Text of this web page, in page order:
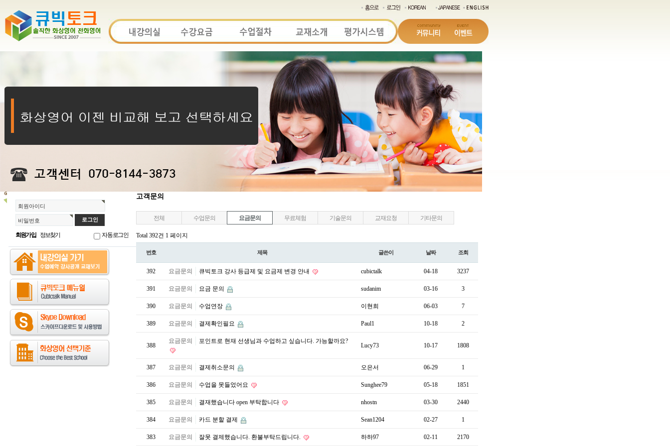
회원아이디
비밀번호
회원가입 정보찾기 자동로그인
고객문의
전체 수업문의 요금문의 무료체험 기술문의 교재요청 기타문의
Total 392건 1 페이지
번호 제목 글쓴이 날짜 조회
392 요금문의 큐빅토크 강사 등급제 및 요금제 변경 안내 cubictalk 04-18 3237
391 요금문의 요금 문의 sudanim 03-16 3
390 요금문의 수업연장 이현희 06-03 7
389 요금문의 결제확인필요 Paul1 10-18 2
388
요금문의 포인트로 현재 선생님과 수업하고 싶습니다. 가능할까요?
Lucy73 10-17 1808
387 요금문의 결제취소문의 오은서 06-29 1
386 요금문의 수업을 못들었어요 Sunghee79 05-18 1851
385 요금문의 결재했습니다 open 부탁합니다 nhostn 03-30 2440
384 요금문의 카드 분할 결제 Sean1204 02-27 1
383 요금문의 잘못 결제했습니다. 환불부탁드립니다. 하하97 02-11 2170